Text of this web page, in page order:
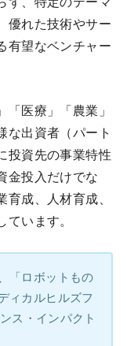
優れた技術やサー
有望なベンチャー
医療」「農業」
な出資者（パート
投資先の事業特性
金投入だけでな
育成、人材育成、
います。
「ロボットもの
ィカルヒルズフ
ス・インパクト